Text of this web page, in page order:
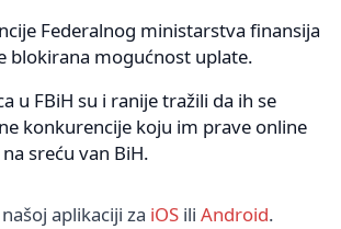
Federalnog ministarstva finansija
blokirana mogućnost uplate.
u FBiH su i ranije tražili da ih se
konkurencije koju im prave online
sreću van BiH.
aplikaciji za iOS ili Android.